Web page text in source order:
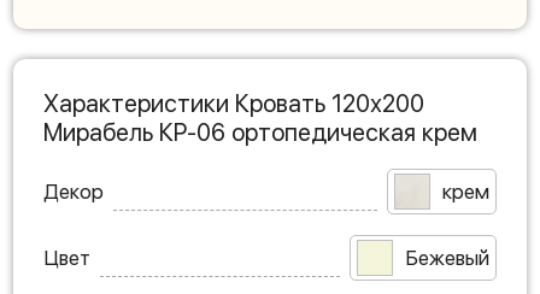
Характеристики Кровать 120х200
Мирабель КР-06 ортопедическая крем
Декор крем
Цвет Бежевый